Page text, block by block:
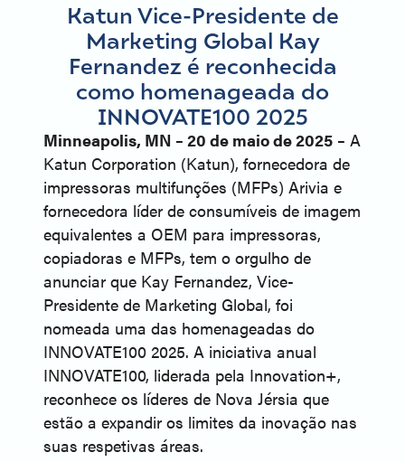
Katun Vice-Presidente de
Marketing Global Kay
Fernandez é reconhecida
como homenageada do
INNOVATE100 2025
Minneapolis, MN – 20 de maio de 2025 – A
Katun Corporation (Katun), fornecedora de
impressoras multifunções (MFPs) Arivia e
fornecedora líder de consumíveis de imagem
equivalentes a OEM para impressoras,
copiadoras e MFPs, tem o orgulho de
anunciar que Kay Fernandez, Vice-
Presidente de Marketing Global, foi
nomeada uma das homenageadas do
INNOVATE100 2025. A iniciativa anual
INNOVATE100, liderada pela Innovation+,
reconhece os líderes de Nova Jérsia que
estão a expandir os limites da inovação nas
suas respetivas áreas.